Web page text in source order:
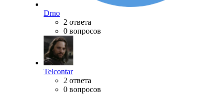
Drno
2 ответа
0 вопросов
Telcontar
2 ответа
0 вопросов